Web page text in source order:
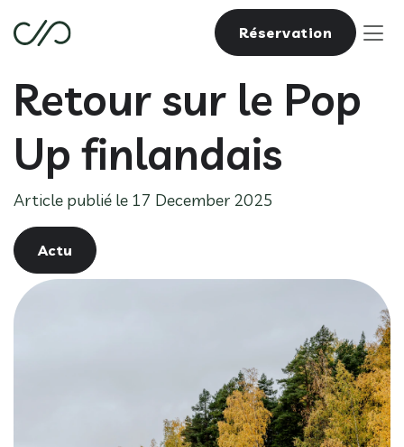
Réservation
Retour sur le Pop
Up finlandais
Article publié le 17 December 2025
Actu